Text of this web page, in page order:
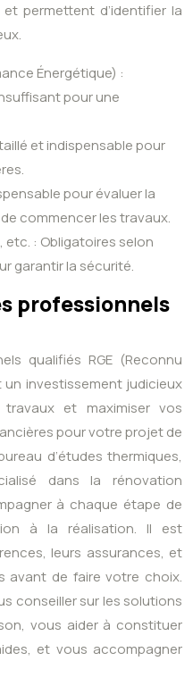
permettent d’identifier la
Énergétique) :
pour une
et indispensable pour
pour évaluer la
commencer les travaux.
: Obligatoires selon
garantir la sécurité.
professionnels
qualifiés RGE (Reconnu
un investissement judicieux
et maximiser vos
pour votre projet de
d’études thermiques,
dans la rénovation
à chaque étape de
à la réalisation. Il est
leurs assurances, et
avant de faire votre choix.
conseiller sur les solutions
vous aider à constituer
et vous accompagner